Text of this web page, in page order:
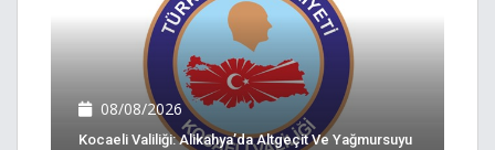
08/08/2026
Kocaeli Valiliği: Alikahya’da Altgeçit Ve Yağmursuyu